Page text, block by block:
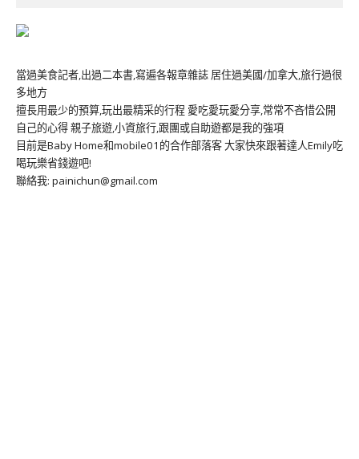
當過美食記者,出過二本書,寫遍各報章雜誌 居住過美國/加拿大,旅行過很
多地方
擅長用最少的預算,玩出最精采的行程 愛吃愛玩愛分享,常常不吝惜公開
自己的心得 親子旅遊,小資旅行,跟團或自助遊都是我的強項
目前是Baby Home和mobile01的合作部落客 大家快來跟著達人Emily吃
喝玩樂省錢遊吧!
聯絡我: painichun@gmail.com